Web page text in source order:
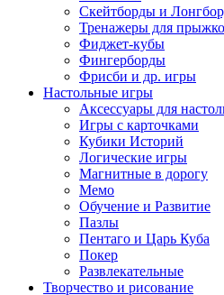
Скейтборды и
Тренажеры для
Фиджет-кубы
Фингерборды
Фрисби и др. игры
Настольные игры
Аксессуары для
Игры с карточками
Кубики Историй
Логические игры
Магнитные в дорогу
Мемо
Обучение и Развитие
Пазлы
Пентаго и Царь Куба
Покер
Развлекательные
Творчество и рисование